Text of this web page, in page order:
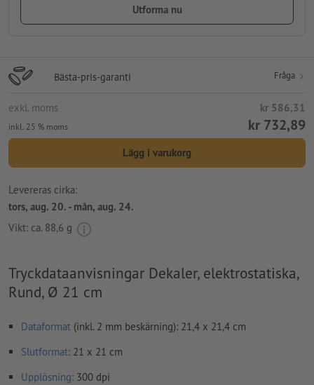
Utforma nu
Bästa-pris-garanti Fråga
exkl. moms kr 586,31
inkl. 25 % moms kr 732,89
Lägg i varukorg
Levereras cirka:
tors, aug. 20. - mån, aug. 24.
Vikt: ca. 88,6 g
Tryckdataanvisningar Dekaler, elektrostatiska,
Rund, Ø 21 cm
Dataformat (inkl. 2 mm beskärning): 21,4 x 21,4 cm
Slutformat: 21 x 21 cm
Upplösning: 300 dpi